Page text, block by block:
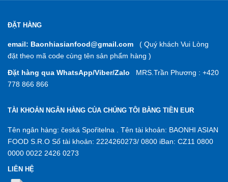
ĐẶT HÀNG
email: Baonhiasianfood@gmail.com ( Quý khách Vui Lòng
đặt theo mã code cùng tên sản phẩm hàng )
Đặt hàng qua WhatsApp/Viber/Zalo MRS.Trần Phương : +420
778 866 866
TÀI KHOẢN NGÂN HÀNG CỦA CHÚNG TÔI BẰNG TIỀN EUR
Tên ngân hàng: česká Spořitelna . Tên tài khoản: BAONHI ASIAN
FOOD S.R.O Số tài khoản: 2224260273/ 0800 iBan: CZ11 0800
0000 0022 2426 0273
LIÊN HỆ